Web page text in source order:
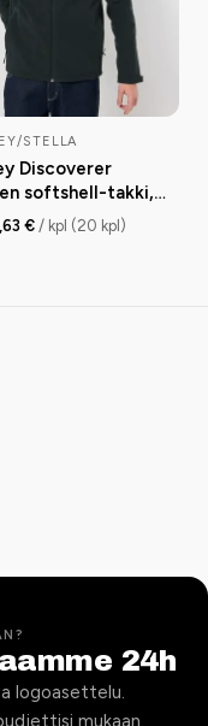
STELLA
Discoverer
softshell-takki,
fit, 342 g
€/ kpl (20 kpl)
24h
logoasettelu.
mukaan.